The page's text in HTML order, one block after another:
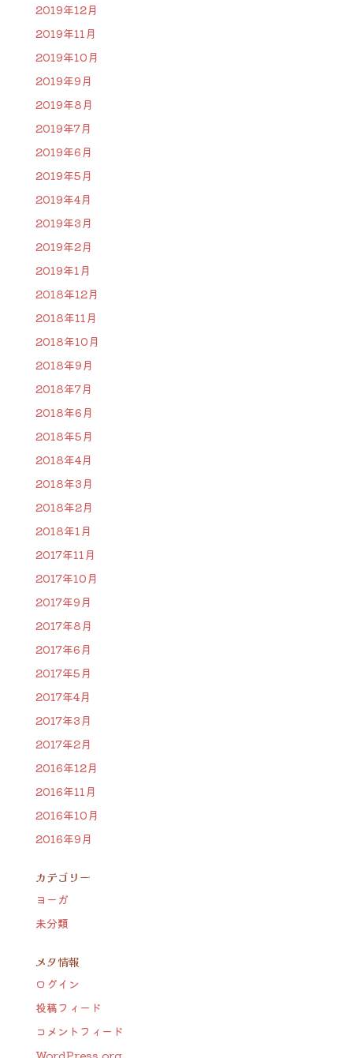
2019年12月
2019年11月
2019年10月
2019年9月
2019年8月
2019年7月
2019年6月
2019年5月
2019年4月
2019年3月
2019年2月
2019年1月
2018年12月
2018年11月
2018年10月
2018年9月
2018年7月
2018年6月
2018年5月
2018年4月
2018年3月
2018年2月
2018年1月
2017年11月
2017年10月
2017年9月
2017年8月
2017年6月
2017年5月
2017年4月
2017年3月
2017年2月
2016年12月
2016年11月
2016年10月
2016年9月
カテゴリー
ヨーガ
未分類
メタ情報
ログイン
投稿フィード
コメントフィード
WordPress.org